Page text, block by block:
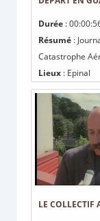
Durée :
Résumé :
Catastrophe
Lieux : Epinal
LE COLLECTIF